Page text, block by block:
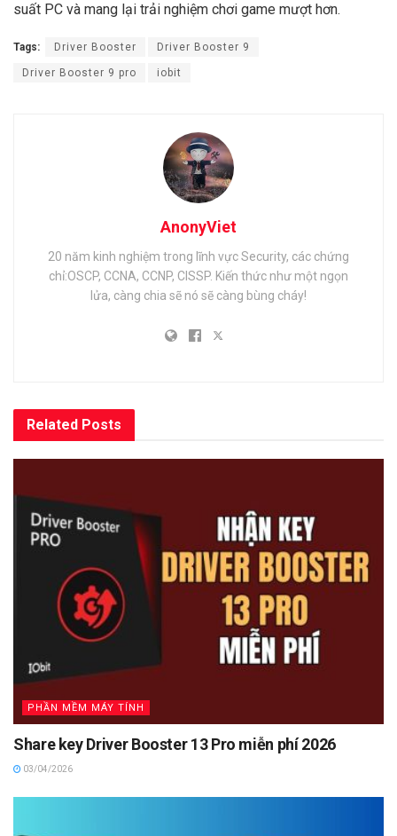
suất PC và mang lại trải nghiệm chơi game mượt hơn.
Tags: Driver Booster Driver Booster 9
Driver Booster 9 pro iobit
AnonyViet
20 năm kinh nghiệm trong lĩnh vực Security, các chứng
chỉ:OSCP, CCNA, CCNP, CISSP. Kiến thức như một ngọn
lửa, càng chia sẽ nó sẽ càng bùng cháy!
Related Posts
PHẦN MỀM MÁY TÍNH
Share key Driver Booster 13 Pro miễn phí 2026
03/04/2026